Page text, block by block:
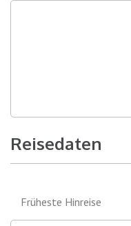
Reisedaten
Früheste Hinreise